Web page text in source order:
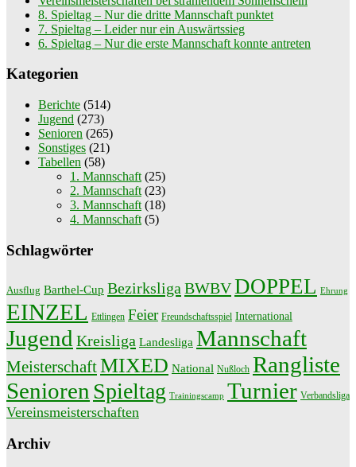
8. Spieltag – Nur die dritte Mannschaft punktet
7. Spieltag – Leider nur ein Auswärtssieg
6. Spieltag – Nur die erste Mannschaft konnte antreten
Kategorien
Berichte (514)
Jugend (273)
Senioren (265)
Sonstiges (21)
Tabellen (58)
1. Mannschaft (25)
2. Mannschaft (23)
3. Mannschaft (18)
4. Mannschaft (5)
Schlagwörter
Ausflug Barthel-Cup Bezirksliga BWBVDOPPEL Ehrung
EINZEL Ettlingen Feier Freundschaftsspiel International
Jugend Kreisliga Landesliga Mannschaft
MeisterschaftMIXED National Nußloch Rangliste
Senioren Spieltag Trainingscamp Turnier Verbandsliga
Vereinsmeisterschaften
Archiv